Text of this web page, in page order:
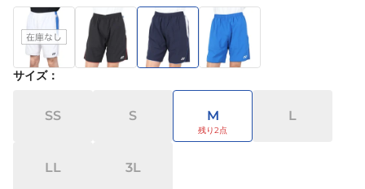
サイズ：
SS S M L
LL 3L